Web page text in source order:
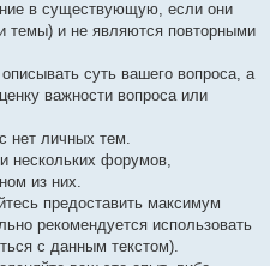
в существующую, если они
темы) и не являются повторными
суть вашего вопроса, а
важности вопроса или
нет личных тем.
нескольких форумов,
из них.
предоставить максимум
рекомендуется использовать
с данным текстом).